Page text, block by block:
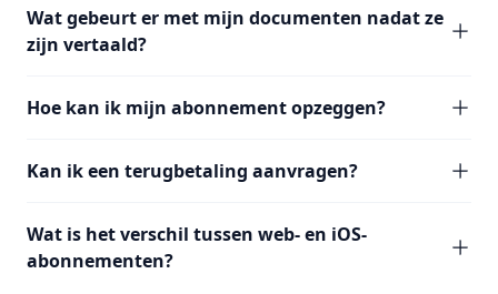
Wat gebeurt er met mijn documenten nadat ze
zijn vertaald?
Hoe kan ik mijn abonnement opzeggen?
Kan ik een terugbetaling aanvragen?
Wat is het verschil tussen web- en iOS-
abonnementen?